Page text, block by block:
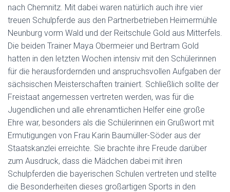
nach Chemnitz. Mit dabei waren natürlich auch ihre vier
treuen Schulpferde aus den Partnerbetrieben Heimermühle
Neunburg vorm Wald und der Reitschule Gold aus Mitterfels.
Die beiden Trainer Maya Obermeier und Bertram Gold
hatten in den letzten Wochen intensiv mit den Schülerinnen
für die herausfordernden und anspruchsvollen Aufgaben der
sächsischen Meisterschaften trainiert. Schließlich sollte der
Freistaat angemessen vertreten werden, was für die
Jugendlichen und alle ehrenamtlichen Helfer eine große
Ehre war, besonders als die Schülerinnen ein Grußwort mit
Ermutigungen von Frau Karin Baumüller-Söder aus der
Staatskanzlei erreichte. Sie brachte ihre Freude darüber
zum Ausdruck, dass die Mädchen dabei mit ihren
Schulpferden die bayerischen Schulen vertreten und stellte
die Besonderheiten dieses großartigen Sports in den